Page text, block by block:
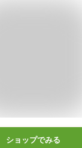
ショップでみる